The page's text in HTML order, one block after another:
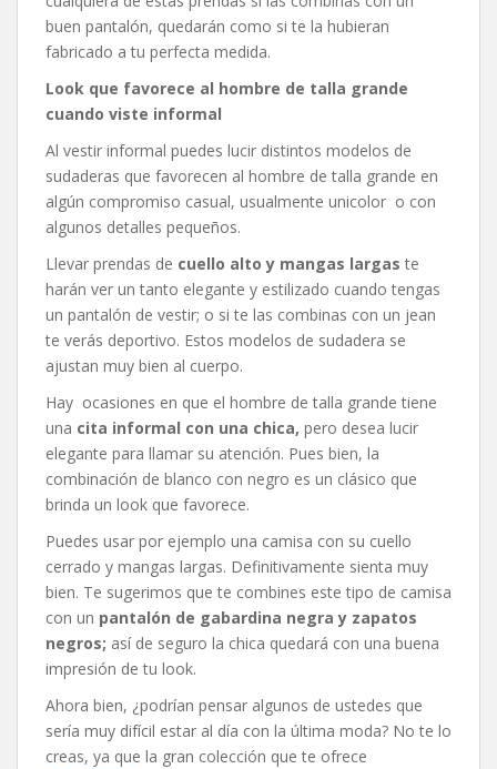
buen pantalón, quedarán como si te la hubieran
fabricado a tu perfecta medida.
Look que favorece al hombre de talla grande
cuando viste informal
Al vestir informal puedes lucir distintos modelos de
sudaderas que favorecen al hombre de talla grande en
algún compromiso casual, usualmente unicolor o con
algunos detalles pequeños.
Llevar prendas de cuello alto y mangas largas te
harán ver un tanto elegante y estilizado cuando tengas
un pantalón de vestir; o si te las combinas con un jean
te verás deportivo. Estos modelos de sudadera se
ajustan muy bien al cuerpo.
Hay ocasiones en que el hombre de talla grande tiene
una cita informal con una chica, pero desea lucir
elegante para llamar su atención. Pues bien, la
combinación de blanco con negro es un clásico que
brinda un look que favorece.
Puedes usar por ejemplo una camisa con su cuello
cerrado y mangas largas. Definitivamente sienta muy
bien. Te sugerimos que te combines este tipo de camisa
con un pantalón de gabardina negra y zapatos
negros; así de seguro la chica quedará con una buena
impresión de tu look.
Ahora bien, ¿podrían pensar algunos de ustedes que
sería muy difícil estar al día con la última moda? No te lo
creas, ya que la gran colección que te ofrece